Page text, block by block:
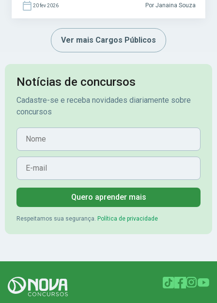
20 fev 2026 Por Janaina Souza
Ver mais Cargos Públicos
Notícias de concursos
Cadastre-se e receba novidades diariamente sobre
concursos
Nome
E-mail
Quero aprender mais
Respeitamos sua segurança. Política de privacidade